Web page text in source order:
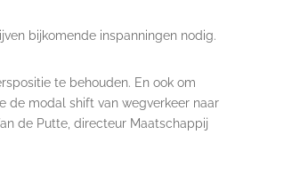
bijkomende inspanningen nodig.
te behouden. En ook om
de modal shift van wegverkeer naar
de Putte, directeur Maatschappij